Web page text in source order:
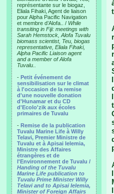
représentante sur le biogaz,
Eliala Fihaki, Agent de liaison
pour Alpha Pacific Navigation
et membre d’Alofa.. / While
transiting in Fiji: meetings with
Sarah Hemstock, Alofa Tuvalu
biomass scientist, Teu, biogas
representative, Eliala Fihaki,
Alpha Pacific Liaison agent
and a member of Alofa
Tuvalu..
- Petit événement de
sensibilisation sur le climat
à l'occasion de la remise
d'une nouvelle donation
d'Hunamar et du CD
d'Ecolo'zik aux écoles
primaires de Tuvalu
- Remise de la publication
Tuvalu Marine Life à Willy
Telavi, Premier Ministre de
Tuvalu et à Apisai Ielemia,
Ministre des Affaires
étrangères et de
l'Environnement de Tuvalu /
Handing of the Tuvalu
Marine Life publication to
Tuvalu Prime Minister Willy
Telavi and to Apisai Ielemia,
Minister of Foreign Affairs